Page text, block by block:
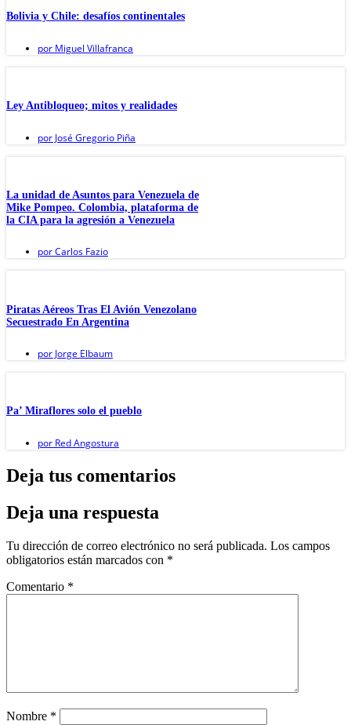
Bolivia y Chile: desafíos continentales
por Miguel Villafranca
Ley Antibloqueo; mitos y realidades
por José Gregorio Piña
La unidad de Asuntos para Venezuela de
Mike Pompeo. Colombia, plataforma de
la CIA para la agresión a Venezuela
porCarlos Fazio
Piratas Aéreos Tras El Avión Venezolano
Secuestrado En Argentina
por Jorge Elbaum
Pa’ Miraflores solo el pueblo
por Red Angostura
Deja tus comentarios
Deja una respuesta
Tu dirección de correo electrónico no será publicada. Los campos
obligatorios están marcados con *
Comentario *
Nombre *